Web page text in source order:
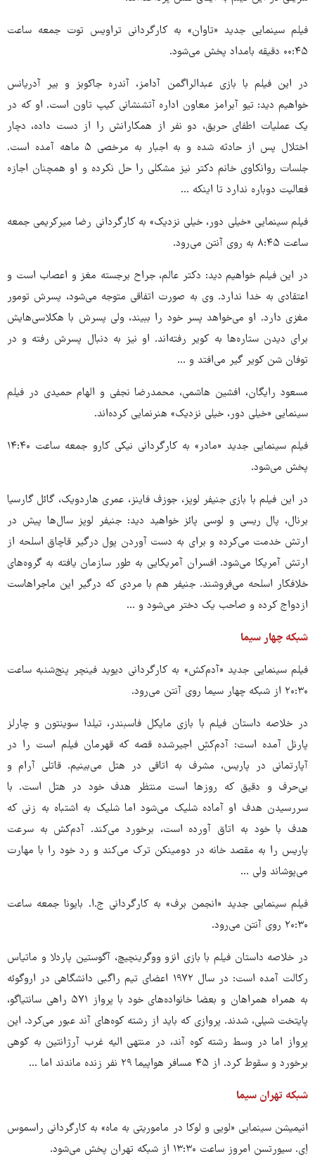
فیلم سینمایی جدید «تاوان» به کارگردانی تراویس توت جمعه ساعت
۰۰:۴۵ دقیقه بامداد پخش می‌شود.
در این فیلم با بازی عبدالراگمن آدامز، آندره جاکوبز و بیر آدریانس
خواهیم دید: تیو آبرامز معاون اداره آتشنشانی کیپ تاون است. او که در
یک عملیات اطفای حریق، دو نفر از همکارانش را از دست داده، دچار
اختلال پس از حادثه شده و به اجبار به مرخصی ۵ ماهه آمده است.
جلسات روانکاوی خانم دکتر نیز مشکلی را حل نکرده و او همچنان اجازه
فعالیت دوباره ندارد تا اینکه ...
فیلم سینمایی «خیلی دور، خیلی نزدیک» به کارگردانی رضا میرکریمی جمعه
ساعت ۸:۴۵ به روی آنتن می‌رود.
در این فیلم خواهیم دید: دکتر عالم، جراح برجسته مغز و اعصاب است و
اعتقادی به خدا ندارد. وی به صورت اتفاقی متوجه می‌شود، پسرش تومور
مغزی دارد. او می‌خواهد پسر خود را ببیند، ولی پسرش با هکلاسی‌هایش
برای دیدن ستاره‌ها به کویر رفته‌اند. او نیز به دنبال پسرش رفته و در
توفان شن کویر گیر می‌افتد و ...
مسعود رایگان، افشین هاشمی، محمدرضا نجفی و الهام حمیدی در فیلم
سینمایی «خیلی دور، خیلی نزدیک» هنرنمایی کرده‌اند.
فیلم سینمایی جدید «مادر» به کارگردانی نیکی کارو جمعه ساعت ۱۴:۴۰
پخش می‌شود.
در این فیلم با بازی جنیفر لوپز، جوزف فاینز، عمری هاردویک، گائل گارسیا
برنال، پال ریسی و لوسی پائز خواهید دید: جنیفر لوپز سال‌ها پیش در
ارتش خدمت می‌کرده و برای به دست آوردن پول درگیر قاچاق اسلحه از
ارتش آمریکا می‌شود. افسران آمریکایی به طور سازمان یافته به گروه‌های
خلافکار اسلحه می‌فروشند. جنیفر هم با مردی که درگیر این ماجراهاست
ازدواج کرده و صاحب یک دختر می‌شود و ...
شبکه چهار سیما
فیلم سینمایی جدید «آدم‌کش» به کارگردانی دیوید فینچر پنج‌شنبه ساعت
۲۰:۳۰ از شبکه چهار سیما روی آنتن می‌رود.
در خلاصه داستان فیلم با بازی مایکل فاسبندر، تیلدا سوینتون و چارلز
پارنل آمده است: آدم‌کشِ اجیرشده قصه که قهرمان فیلم است را در
آپارتمانی در پاریس، مشرف به اتاقی در هتل می‌بینیم. قاتلی آرام و
بی‌حرف و دقیق که روزها است منتظر هدف خود در هتل است. با
سررسیدن هدف او آماده شلیک می‌شود اما شلیک به اشتباه به زنی که
هدف با خود به اتاق آورده است، برخورد می‌کند. آدم‌کش به سرعت
پاریس را به مقصد خانه در دومینکن ترک می‌کند و رد خود را با مهارت
می‌پوشاند ولی ...
فیلم سینمایی جدید «انجمن برف» به کارگردانی ج.ا. بایونا جمعه ساعت
۲۰:۳۰ روی آنتن می‌رود.
در خلاصه داستان فیلم با بازی انزو ووگرینچیچ، آگوستین پاردلا و ماتیاس
رکالت آمده است: در سال ۱۹۷۲ اعضای تیم راگبی دانشگاهی در اروگوئه
به همراه همراهان و بعضا خانواده‌های خود با پرواز ۵۷۱ راهی سانتیاگو،
پایتخت شیلی، شدند. پروازی که باید از رشته کوه‌های آند عبور می‌کرد. این
پرواز اما در وسط رشته کوه آند، در منتهی الیه غرب آرژانتین به کوهی
برخورد و سقوط کرد. از ۴۵ مسافر هواپیما ۲۹ نفر زنده ماندند اما ...
شبکه تهران سیما
انیمیشن سینمایی «لویی و لوکا در ماموریتی به ماه» به کارگردانی راسموس
اِی. سیورتسن امروز ساعت ۱۳:۳۰ از شبکه تهران پخش می‌شود.